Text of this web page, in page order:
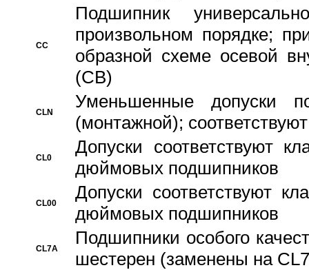
CC
Подшипник
произвольном порядке;
образной схеме осевой
(CB)
CLN
Уменьшенные
(монтажной);
CL0
Допуски соответствуют
дюймовых подшипников
CL00
Допуски соответствуют
дюймовых подшипников
CL7A
Подшипники особого
шестерен (заменены на